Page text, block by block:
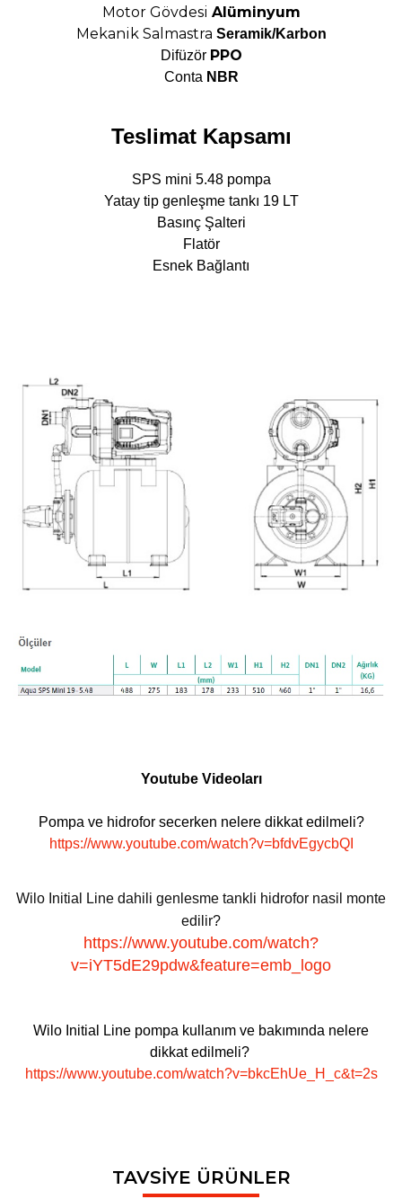
Motor Gövdesi Alüminyum
Mekanik Salmastra Seramik/Karbon
Difüzör PPO
Conta NB R
Teslimat Kapsamı
SPS mini 5.48 pompa
Yatay tip genleşme tankı 19 LT
Basınç Şalteri
Flatör
Esnek Bağlantı
Youtube Videoları
Pompa ve hidrofor secerken nelere dikkat edilmeli?
https://www.youtube.com/watch?v=bfdvEgycbQI
Wilo Initial Line dahili genlesme tankli hidrofor nasil monte
edilir?
https://www.youtube.com/watch?
v=iYT5dE29pdw&feature=emb_logo
Wilo Initial Line pompa kullanım ve bakımında nelere
dikkat edilmeli?
https://www.youtube.com/watch?v=bkcEhUe_H_c&t=2s
Bu ürünün fiyat bilgisi, resim, ürün açıklamalarında ve diğer
konularda yetersiz gördüğünüz noktaları öneri formunu
TAVSİYE ÜRÜNLER